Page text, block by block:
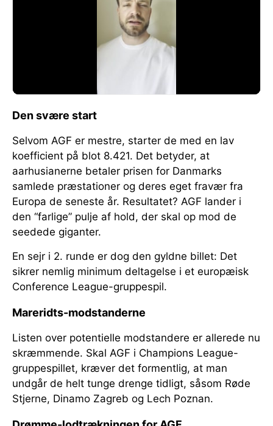
Den svære start
Selvom AGF er mestre, starter de med en lav
koefficient på blot 8.421. Det betyder, at
aarhusianerne betaler prisen for Danmarks
samlede præstationer og deres eget fravær fra
Europa de seneste år. Resultatet? AGF lander i
den “farlige” pulje af hold, der skal op mod de
seedede giganter.
En sejr i 2. runde er dog den gyldne billet: Det
sikrer nemlig minimum deltagelse i et europæisk
Conference League-gruppespil.
Mareridts-modstanderne
Listen over potentielle modstandere er allerede nu
skræmmende. Skal AGF i Champions League-
gruppespillet, kræver det formentlig, at man
undgår de helt tunge drenge tidligt, såsom Røde
Stjerne, Dinamo Zagreb og Lech Poznan.